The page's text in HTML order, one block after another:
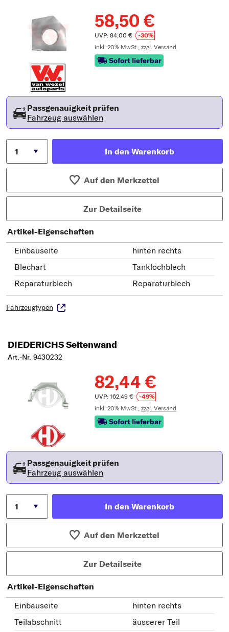
58,50 €
UVP: 84,00 €
-30%
inkl. 20% MwSt., zzgl. Versand
Sofort lieferbar
Passgenauigkeit prüfen
Fahrzeug auswählen
In den Warenkorb
Auf den Merkzettel
Zur Detailseite
Artikel-Eigenschaften
Einbauseite
hinten rechts
Blechart
Tanklochblech
Reparaturblech
Reparaturblech
Fahrzeugtypen
DIEDERICHS Seitenwand
Art.-Nr. 9430232
82,44 €
UVP: 162,49 €
-49%
inkl. 20% MwSt., zzgl. Versand
Sofort lieferbar
Passgenauigkeit prüfen
Fahrzeug auswählen
In den Warenkorb
Auf den Merkzettel
Zur Detailseite
Artikel-Eigenschaften
Einbauseite
hinten rechts
Teilabschnitt
äusserer Teil